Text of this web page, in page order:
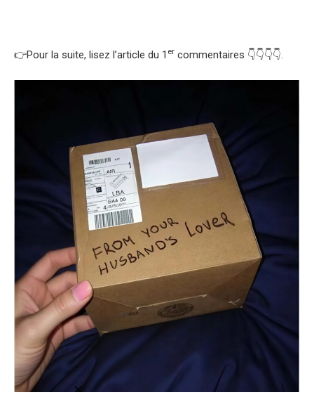
👉Pour la suite, lisez l’article du 1 er commentaires 👇👇👇👇.